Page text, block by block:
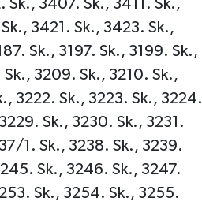
Sk., 3407. Sk., 3411. Sk.,
3421. Sk., 3423. Sk.,
Sk., 3197. Sk., 3199. Sk.,
3209. Sk., 3210. Sk.,
3222. Sk., 3223. Sk., 3224.
Sk., 3230. Sk., 3231.
1. Sk., 3238. Sk., 3239.
Sk., 3246. Sk., 3247.
Sk., 3254. Sk., 3255.